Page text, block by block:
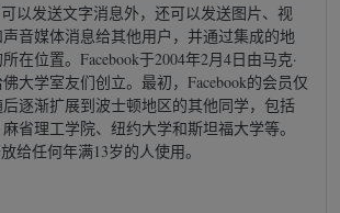
可以发送文字消息外，还可以发送图片、视
音媒体消息给其他用户，并通过集成的地
在位置。Facebook于2004年2月4日由马克·
大学室友们创立。最初，Facebook的会员仅
逐渐扩展到波士顿地区的其他同学，包括
省理工学院、纽约大学和斯坦福大学等。
给任何年满13岁的人使用。